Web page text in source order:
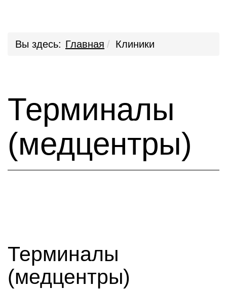
Вы здесь: Главная Клиники
Терминалы
(медцентры)
Терминалы
(медцентры)